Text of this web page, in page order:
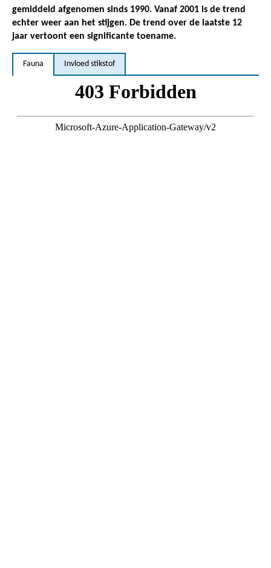
gemiddeld afgenomen sinds 1990. Vanaf 2001 is de trend
echter weer aan het stijgen. De trend over de laatste 12
jaar vertoont een significante toename.
Fauna Invloed stikstof